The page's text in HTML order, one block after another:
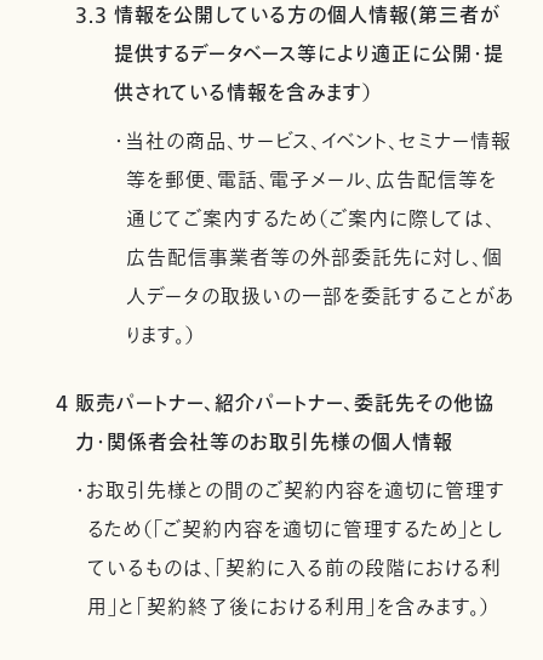
3.3 情報を公開している方の個人情報(第三者が
提供するデータベース等により適正に公開・提
供されている情報を含みます）
・当社の商品、サービス、イベント、セミナー情報
等を郵便、電話、電子メール、広告配信等を
通じてご案内するため（ご案内に際しては、
広告配信事業者等の外部委託先に対し、個
人データの取扱いの一部を委託することがあ
ります。）
4 販売パートナー、紹介パートナー、委託先その他協
力・関係者会社等のお取引先様の個人情報
・お取引先様との間のご契約内容を適切に管理す
るため（「ご契約内容を適切に管理するため」とし
ているものは、「契約に入る前の段階における利
用」と「契約終了後における利用」を含みます。）